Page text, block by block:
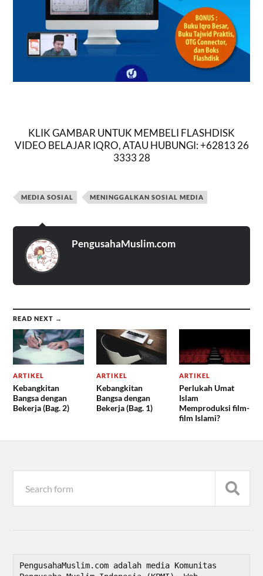
KLIK GAMBAR UNTUK MEMBELI FLASHDISK
VIDEO BELAJAR IQRO, ATAU HUBUNGI: +62813 26
3333 28
MEDIA SOSIAL MENINGGALKAN SOSIAL MEDIA
PengusahaMuslim.com
READ NEXT →
ARTIKEL
Kebangkitan
Bangsa dengan
Bekerja (Bag. 2)
ARTIKEL
Kebangkitan
Bangsa dengan
Bekerja (Bag. 1)
ARTIKEL
Perlukah Umat
Islam
Memproduksi film-
film Islami?
PengusahaMuslim.com adalah media Komunitas